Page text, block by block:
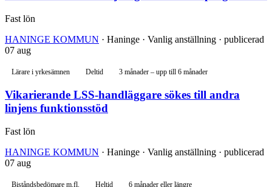
Fast lön
HANINGE KOMMUN · Haninge · Vanlig anställning · publicerad
07 aug
Lärare i yrkesämnen Deltid 3 månader – upp till 6 månader
Vikarierande LSS-handläggare sökes till andra
linjens funktionsstöd
Fast lön
HANINGE KOMMUN · Haninge · Vanlig anställning · publicerad
07 aug
Biståndsbedömare m.fl. Heltid 6 månader eller längre